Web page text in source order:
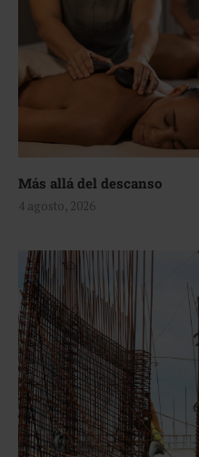
Más allá del descanso
4 agosto, 2026